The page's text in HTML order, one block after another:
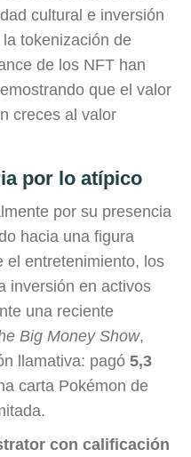
cultural e inversión
tokenización de
de los NFT han
que el valor
creces al valor
por lo atípico
por su presencia
hacia una figura
el entretenimiento, los
inversión en activos
una reciente
Big Money Show,
llamativa: pagó 5,3
carta Pokémon de
con calificación